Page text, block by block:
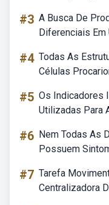
#3 A Busca De
Diferenciais Em
#4 Todas As
Células
#5 Os Indicadores
Utilizadas Para
#6 Nem Todas As
Possuem
#7 Tarefa
Centralizadora